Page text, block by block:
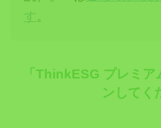
す。
「ThinkESG プレミ
ンしてく